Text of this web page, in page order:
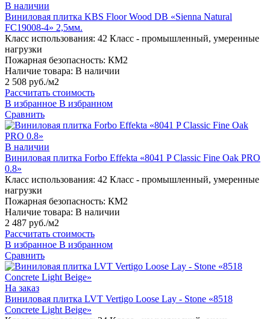
В наличии
Виниловая плитка KBS Floor Wood DB «Sienna Natural
FC19008-4» 2,5мм.
Класс использования: 42 Класс - промышленный, умеренные
нагрузки
Пожарная безопасность: КМ2
Наличие товара: В наличии
2 508 руб./м2
Рассчитать стоимость
В избранное В избранном
Сравнить
В наличии
Виниловая плитка Forbo Effekta «8041 P Classic Fine Oak PRO
0.8»
Класс использования: 42 Класс - промышленный, умеренные
нагрузки
Пожарная безопасность: КМ2
Наличие товара: В наличии
2 487 руб./м2
Рассчитать стоимость
В избранное В избранном
Сравнить
На заказ
Виниловая плитка LVT Vertigo Loose Lay - Stone «8518
Concrete Light Beige»